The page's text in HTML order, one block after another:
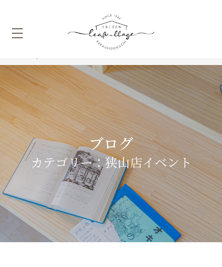
ブログ
カテゴリー：狭山店イベント